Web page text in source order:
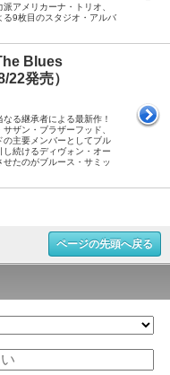
アメリカーナ・トリオ、
9枚目のスタジオ・アルバ
Blues
発売）
る継承者による最新作！
ザン・ブラザーフッド、
の主要メンバーとしてブル
続けるディヴォン・オー
たのがブルース・サミッ
ページの先頭へ戻る